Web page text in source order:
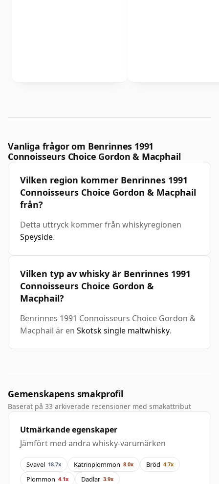
Vanliga frågor om Benrinnes 1991
Connoisseurs Choice Gordon & Macphail
Vilken region kommer Benrinnes 1991
Connoisseurs Choice Gordon & Macphail
från?
Detta uttryck kommer från whiskyregionen
Speyside.
Vilken typ av whisky är Benrinnes 1991
Connoisseurs Choice Gordon &
Macphail?
Benrinnes 1991 Connoisseurs Choice Gordon &
Macphail är en Skotsk single maltwhisky.
Gemenskapens smakprofil
Baserat på 33 arkiverade recensioner med smakattribut
Utmärkande egenskaper
Jämfört med andra whisky-varumärken
Svavel 18.7x Katrinplommon 8.0x Bröd 4.7x
Plommon 4.1x Dadlar 3.9x